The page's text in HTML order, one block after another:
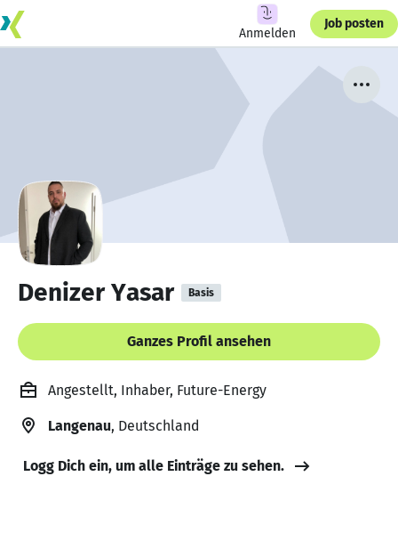
Anmelden
Job posten
Denizer Yasar Basis
Ganzes Profil ansehen
Angestellt, Inhaber, Future-Energy
Langenau, Deutschland
Logg Dich ein, um alle Einträge zu sehen.